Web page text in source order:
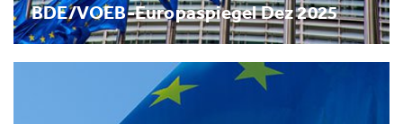
BDE/VOEB-Europaspiegel Dez 2025